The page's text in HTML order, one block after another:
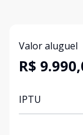
Valor aluguel
R$
IPTU